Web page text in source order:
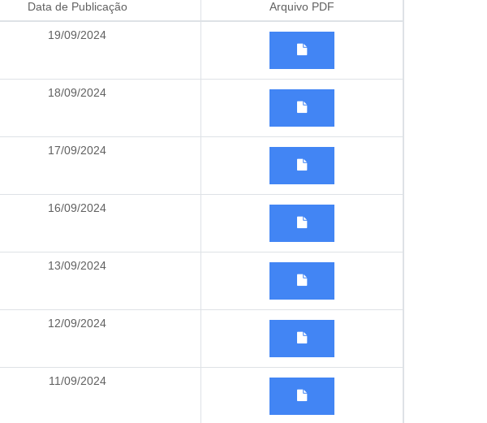
Data de Publicação Arquivo PDF
19/09/2024
18/09/2024
17/09/2024
16/09/2024
13/09/2024
12/09/2024
11/09/2024